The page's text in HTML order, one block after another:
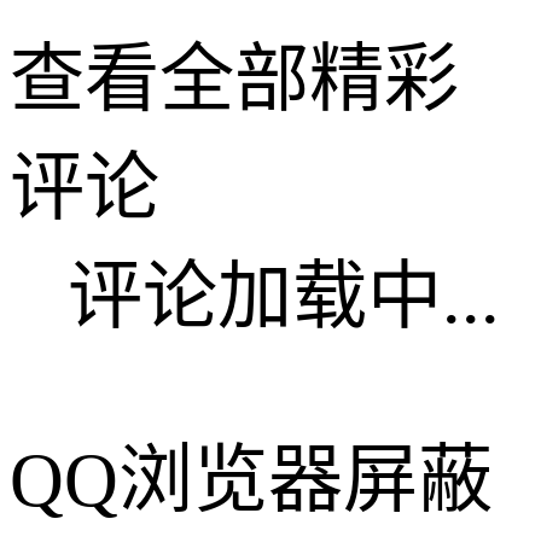
查看全部精彩
评论
评论加载中...
QQ浏览器屏蔽